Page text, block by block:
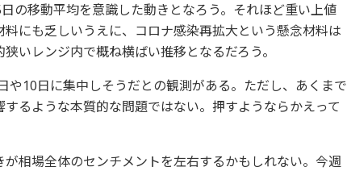
の移動平均を意識した動きとなろう。それほど重い上値
にも乏しいうえに、コロナ感染再拡大という懸念材料は
いレンジ内で概ね横ばい推移となるだろう。
や10日に集中しそうだとの観測がある。ただし、あくまで
るような本質的な問題ではない。押すようならかえって
相場全体のセンチメントを左右するかもしれない。今週